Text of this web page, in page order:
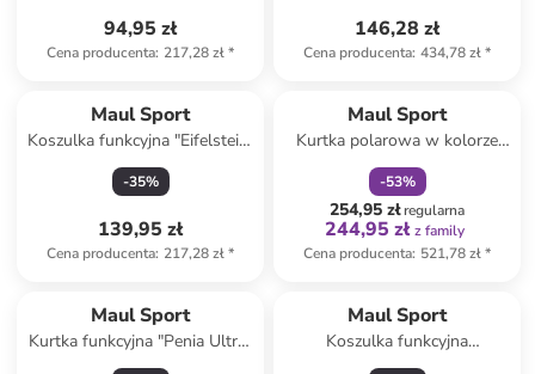
94,95 zł
Cena producenta: 217,28 zł*
146,28 zł
Cena producenta: 434,78 zł*
Maul Sport
Koszulka funkcyjna "Eifelsteig"
w kolorze koralowym
-35%
139,95 zł
Cena producenta: 217,28 zł*
Maul Sport
Kurtka polarowa w kolorze
morskim
-53%
254,95 złregularna
244,95 zł z family
Cena producenta: 521,78 zł*
Maul Sport
Kurtka funkcyjna "Penia Ultra"
w kolorze khaki
Maul Sport
Koszulka funkcyjna
"Salamanca" w kolorze